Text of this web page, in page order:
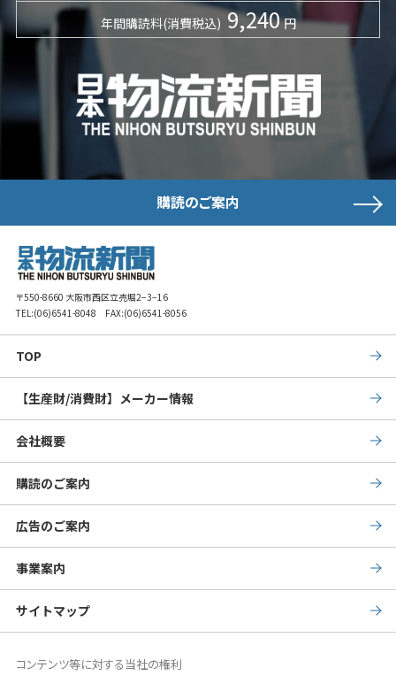
年間購読料(消費税込) 9,240 円
購読のご案内
〒550-8660 大阪市西区立売堀2−3−16
TEL:(06)6541-8048 FAX:(06)6541-8056
TOP
【生産財/消費財】メーカー情報
会社概要
購読のご案内
広告のご案内
事業案内
サイトマップ
コンテンツ等に対する当社の権利